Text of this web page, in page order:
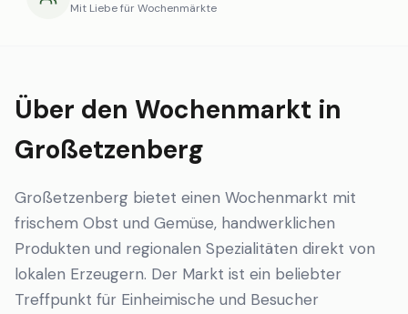
Mit Liebe für Wochenmärkte
Über den Wochenmarkt in
Großetzenberg
Großetzenberg bietet einen Wochenmarkt mit
frischem Obst und Gemüse, handwerklichen
Produkten und regionalen Spezialitäten direkt von
lokalen Erzeugern. Der Markt ist ein beliebter
Treffpunkt für Einheimische und Besucher